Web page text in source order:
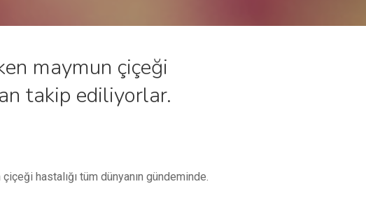
maymun çiçeği
takip ediliyorlar.
hastalığı tüm dünyanın gündeminde.